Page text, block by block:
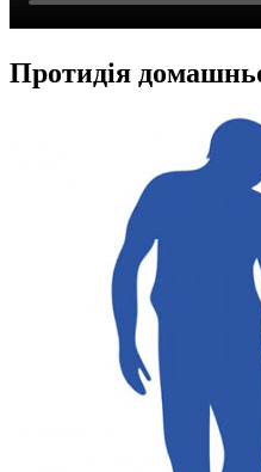
Протидія